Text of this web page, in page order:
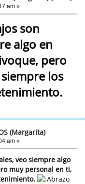
am »
son
algo en
pero
los
(Margarita)
am »
veo siempre algo
muy personal en ti,